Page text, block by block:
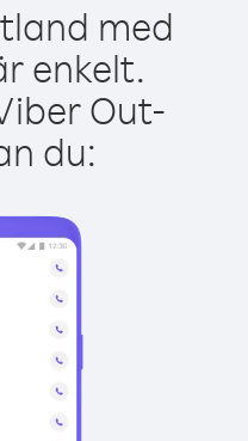
med
enkelt.
Out-
du: